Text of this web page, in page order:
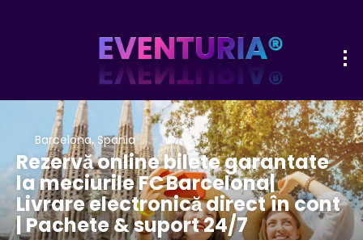
Barcelona, Spania
Rezervă online bilete garantate
la meciurile FC Barcelona|
Livrare electronică direct în cont
| Pachete & suport 24/7